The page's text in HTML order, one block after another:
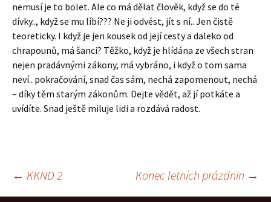
nemusí je to bolet. Ale co má dělat člověk, když se do té
dívky.., když se mu líbí??? Ne ji odvést, jít s ní.. Jen čistě
teoreticky. I když je jen kousek od její cesty a daleko od
chrapounů, má šanci? Těžko, když je hlídána ze všech stran
nejen pradávnými zákony, má vybráno, i když o tom sama
neví.. pokračování, snad čas sám, nechá zapomenout, nechá
– díky těm starým zákonům. Dejte vědět, až jí potkáte a
uvídíte. Snad ještě miluje lidi a rozdává radost.
Navigace
← KKND 2 Konec letních prázdnin →